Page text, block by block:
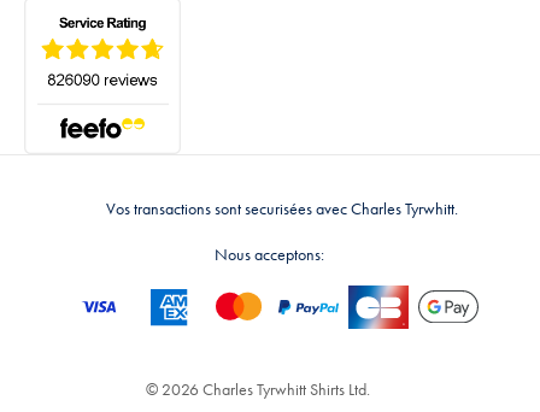
Vos transactions sont securisées avec Charles Tyrwhitt.
Nous acceptons:
© 2026 Charles Tyrwhitt Shirts Ltd.